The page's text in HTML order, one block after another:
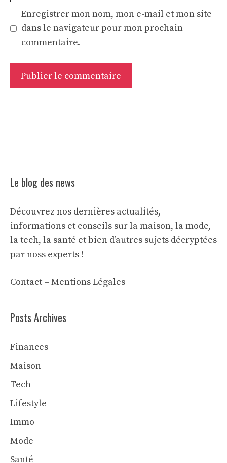
Enregistrer mon nom, mon e-mail et mon site
dans le navigateur pour mon prochain
commentaire.
Le blog des news
Découvrez nos dernières actualités,
informations et conseils sur la maison, la mode,
la tech, la santé et bien d’autres sujets décryptées
par noss experts !
Contact – Mentions Légales
Posts Archives
Finances
Maison
Tech
Lifestyle
Immo
Mode
Santé